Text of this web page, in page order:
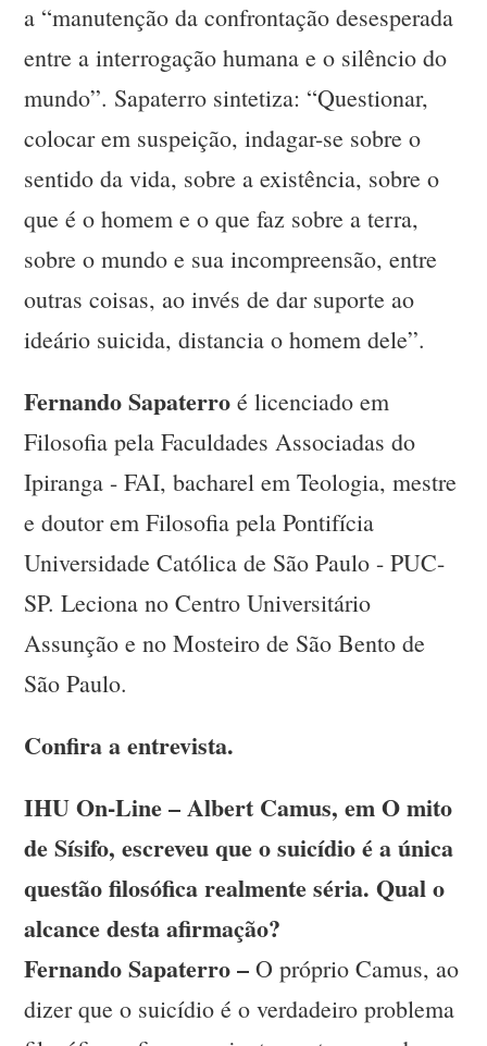
a “manutenção da confrontação desesperada
entre a interrogação humana e o silêncio do
mundo”. Sapaterro sintetiza: “Questionar,
colocar em suspeição, indagar-se sobre o
sentido da vida, sobre a existência, sobre o
que é o homem e o que faz sobre a terra,
sobre o mundo e sua incompreensão, entre
outras coisas, ao invés de dar suporte ao
ideário suicida, distancia o homem dele”.
Fernando Sapaterro é licenciado em
Filosofia pela Faculdades Associadas do
Ipiranga - FAI, bacharel em Teologia, mestre
e doutor em Filosofia pela Pontifícia
Universidade Católica de São Paulo - PUC-
SP. Leciona no Centro Universitário
Assunção e no Mosteiro de São Bento de
São Paulo.
Confira a entrevista.
IHU On-Line – Albert Camus, em O mito
de Sísifo, escreveu que o suicídio é a única
questão filosófica realmente séria. Qual o
alcance desta afirmação?
Fernando Sapaterro – O próprio Camus, ao
dizer que o suicídio é o verdadeiro problema